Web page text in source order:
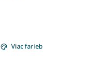
Viac farieb